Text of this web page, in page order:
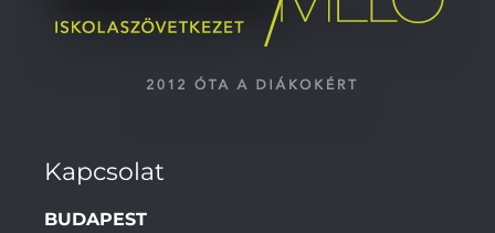
Kapcsolat
BUDAPEST